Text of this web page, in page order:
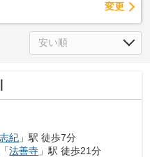
変更
志紀 」駅 徒歩7分
「法善寺 」駅 徒歩21分